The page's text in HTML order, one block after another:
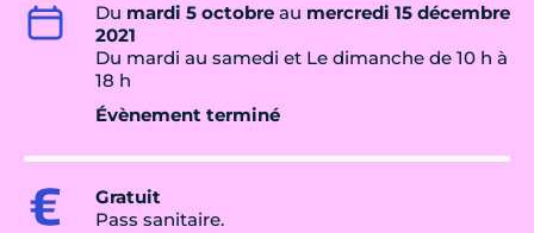
Du mardi 5 octobre au mercredi 15 décembre
2021
Du mardi au samedi et Le dimanche de 10 h à
18 h
Évènement terminé
Gratuit
Pass sanitaire.